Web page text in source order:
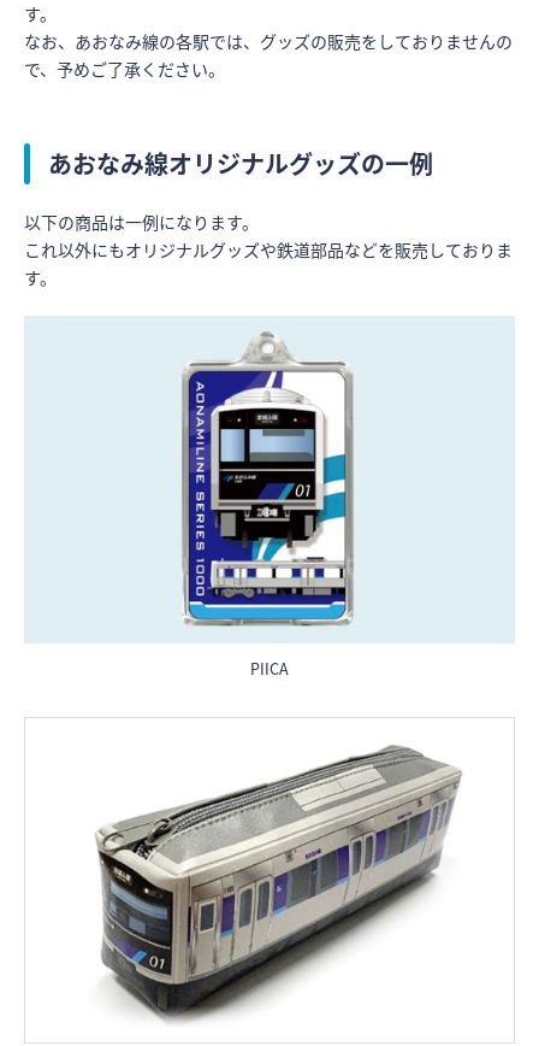
す。
なお、あおなみ線の各駅では、グッズの販売をしておりませんの
で、予めご了承ください。
あおなみ線オリジナルグッズの一例
以下の商品は一例になります。
これ以外にもオリジナルグッズや鉄道部品などを販売しておりま
す。
PIICA